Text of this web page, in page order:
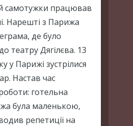
самотужки працював
Нарешті з Парижа
де було
театру Дягілєва. 13
у Парижі зустрілися
Настав час
готельна
була маленькою,
репетиції на